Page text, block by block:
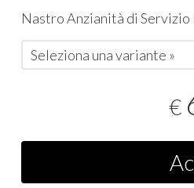
Nastro Anzianità di
Seleziona una variante »
€